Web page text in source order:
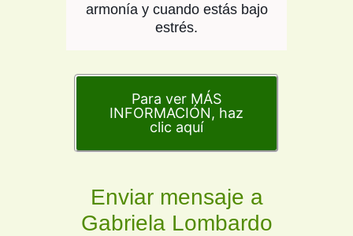
armonía y cuando estás bajo
estrés.
Para ver MÁS
INFORMACIÓN, haz
clic aquí
Enviar mensaje a
Gabriela Lombardo